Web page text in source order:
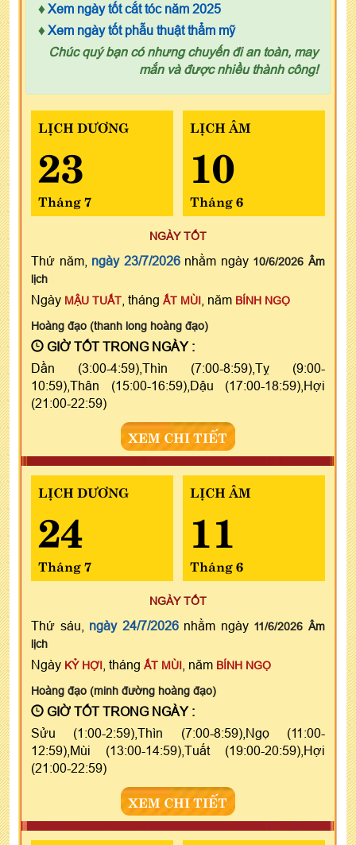
♦ Xem ngày tốt cắt tóc năm 2025
♦ Xem ngày tốt phẫu thuật thẩm mỹ
Chúc quý bạn có nhưng chuyến đi an toàn, may
mắn và được nhiều thành công!
LỊCH DƯƠNG
23
Tháng 7
LỊCH ÂM
10
Tháng 6
NGÀY TỐT
Thứ năm, ngày 23/7/2026nhằm ngày 10/6/2026 Âm
lịch
Ngày MẬU TUẤT , tháng ẤT MÙI , năm BÍNH NGỌ
Hoàng đạo (thanh long hoàng đạo)
GIỜ TỐT TRONG NGÀY :
Dần (3:00-4:59),Thìn (7:00-8:59),Tỵ (9:00-
10:59),Thân (15:00-16:59),Dậu (17:00-18:59),Hợi
(21:00-22:59)
XEM CHI TIẾT
LỊCH DƯƠNG
24
Tháng 7
LỊCH ÂM
11
Tháng 6
NGÀY TỐT
Thứ sáu, ngày 24/7/2026nhằm ngày 11/6/2026 Âm
lịch
Ngày KỶ HỢI , tháng ẤT MÙI , năm BÍNH NGỌ
Hoàng đạo (minh đường hoàng đạo)
GIỜ TỐT TRONG NGÀY :
Sửu (1:00-2:59),Thìn (7:00-8:59),Ngọ (11:00-
12:59),Mùi (13:00-14:59),Tuất (19:00-20:59),Hợi
(21:00-22:59)
XEM CHI TIẾT